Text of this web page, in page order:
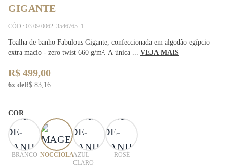
GIGANTE
CÓD.: 03.09.0062_3546765_1
Toalha de banho Fabulous Gigante, confeccionada em algodão egípcio
extra macio - zero twist 660 g/m². A única ... VEJA MAIS
R$ 499,00
6x deR$ 83,16
COR
BRANCO NOCCIOLAAZUL
CLARO
ROSÉ